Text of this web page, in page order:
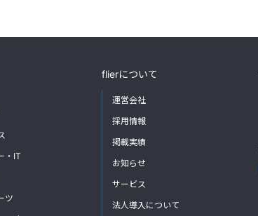
・IT
ツ
flierについて
運営会社
採用情報
掲載実績
お知らせ
サービス
法人導入について